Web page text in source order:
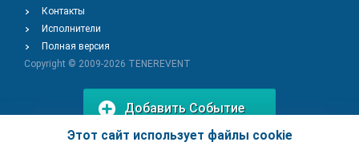
Этот сайт использует файлы cookie
Контакты
Исполнители
Полная версия
Copyright © 2009-2026 TENEREVENT
Добавить Событие